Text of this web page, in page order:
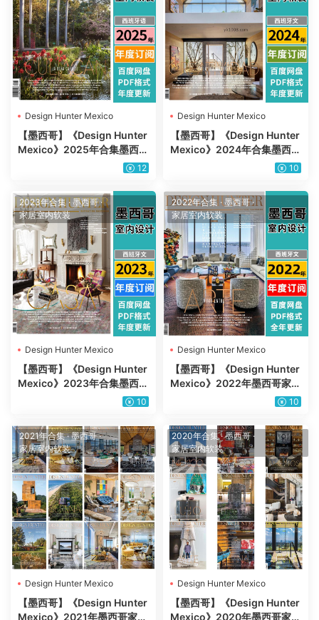
Design Hunter Mexico
【墨西哥】《Design Hunter
Mexico》2025年合集墨西哥
家居建筑装饰室内设计艺术空
12
Design Hunter Mexico
【墨西哥】《Design Hunter
Mexico》2024年合集墨西哥
家居建筑装饰室内设计艺术空
10
2023年合集 · 墨西哥·
家居室内软装
Design Hunter Mexico
【墨西哥】《Design Hunter
Mexico》2023年合集墨西哥
家居建筑装饰室内设计艺术空
10
2022年合集 ·墨西哥·
家居室内软装
Design Hunter Mexico
【墨西哥】《Design Hunter
Mexico》2022年墨西哥家居
建筑装饰室内设计艺术空间p
10
2021年合集·墨西哥·
家居室内软装
Design Hunter Mexico
【墨西哥】《Design Hunter
Mexico》2021年墨西哥家居
2020年合集·墨西哥·
家居室内软装
Design Hunter Mexico
【墨西哥】《Design Hunter
Mexico》2020年墨西哥家居